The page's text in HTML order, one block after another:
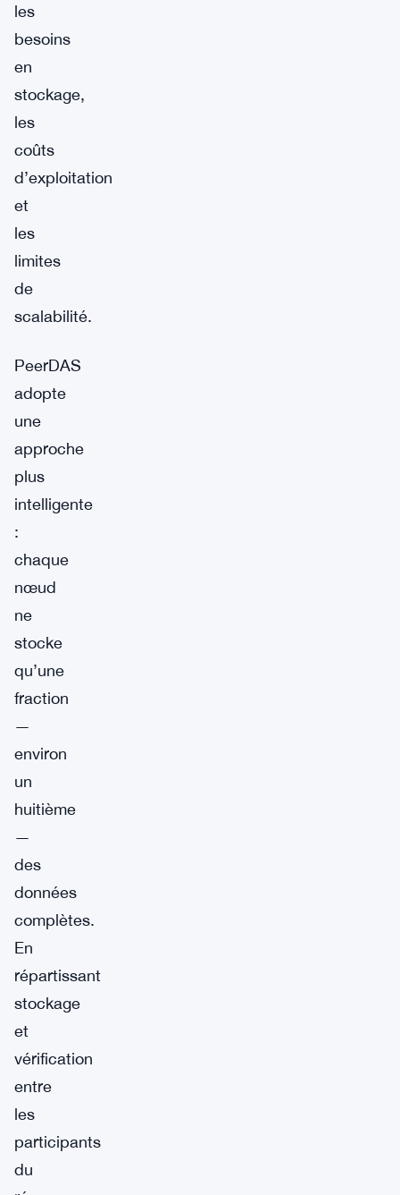
les
besoins
en
stockage,
les
coûts
d’exploitation
et
les
limites
de
scalabilité.
PeerDAS
adopte
une
approche
plus
intelligente
:
chaque
nœud
ne
stocke
qu’une
fraction
—
environ
un
huitième
—
des
données
complètes.
En
répartissant
stockage
et
vérification
entre
les
participants
du